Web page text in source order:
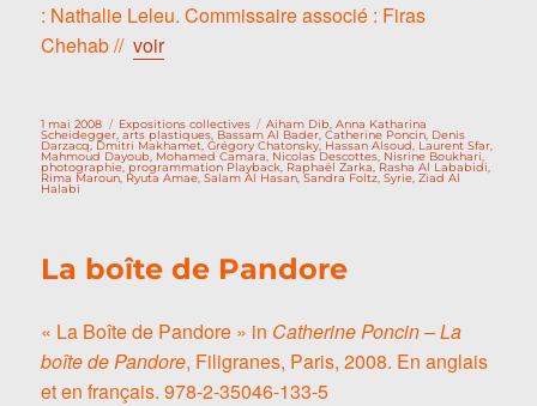
: Nathalie Leleu. Commissaire associé : Firas
Chehab //voir
Publié
le
1 mai 2008 Catégories
Expositions collectives Étiquettes
Aiham Dib ,Anna Katharina
Scheidegger ,arts plastiques Bassam Al Bader ,Catherine Poncin Denis
Darzacq, Dmitri Makhamet ,Grégory Chatonsky, Hassan Alsoud Laurent Sfar
Mahmoud Dayoub
Mohamed Camara Nicolas Descottes Nisrine Boukhari
photographie, programmation Playback Raphaël Zarka ,Rasha Al Lababidi
Rima Maroun, Ryuta Amae ,Salam Al Hasan ,Sandra Foltz ,Syrie ,Ziad Al
Halabi
La boîte de Pandore
« La Boîte de Pandore » in Catherine Poncin – La
boîte de Pandore, Filigranes, Paris, 2008. En anglais
et en français. 978-2-35046-133-5